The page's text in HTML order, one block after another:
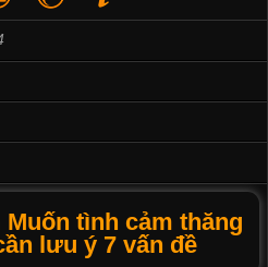
tình cảm thăng
lưu ý 7 vấn đề